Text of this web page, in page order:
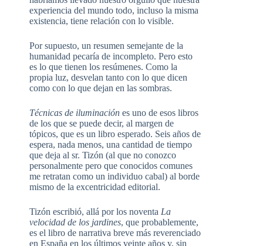
experiencia del mundo todo, incluso la misma
existencia, tiene relación con lo visible.
Por supuesto, un resumen semejante de la
humanidad pecaría de incompleto. Pero esto
es lo que tienen los resúmenes. Como la
propia luz, desvelan tanto con lo que dicen
como con lo que dejan en las sombras.
Técnicas de iluminación es uno de esos libros
de los que se puede decir, al margen de
tópicos, que es un libro esperado. Seis años de
espera, nada menos, una cantidad de tiempo
que deja al sr. Tizón (al que no conozco
personalmente pero que conocidos comunes
me retratan como un individuo cabal) al borde
mismo de la excentricidad editorial.
Tizón escribió, allá por los noventa La
velocidad de los jardines, que probablemente,
es el libro de narrativa breve más reverenciado
en España en los últimos veinte años y, sin